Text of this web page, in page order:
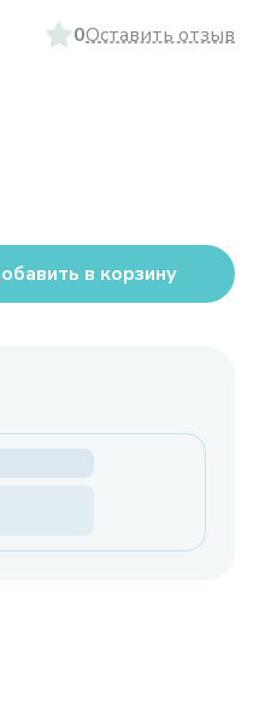
0Оставить отзыв
в корзину